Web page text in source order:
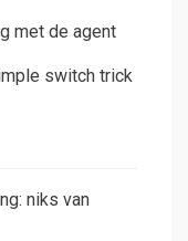
met de agent
switch trick
niks van